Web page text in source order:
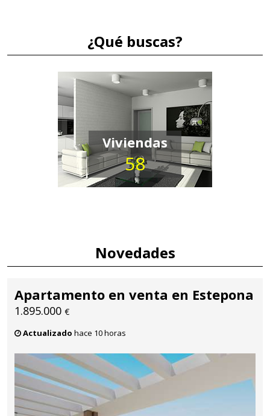
¿Qué buscas?
Viviendas
58
Novedades
Apartamento en venta en Estepona
1.895.000 €
Actualizado hace 10 horas